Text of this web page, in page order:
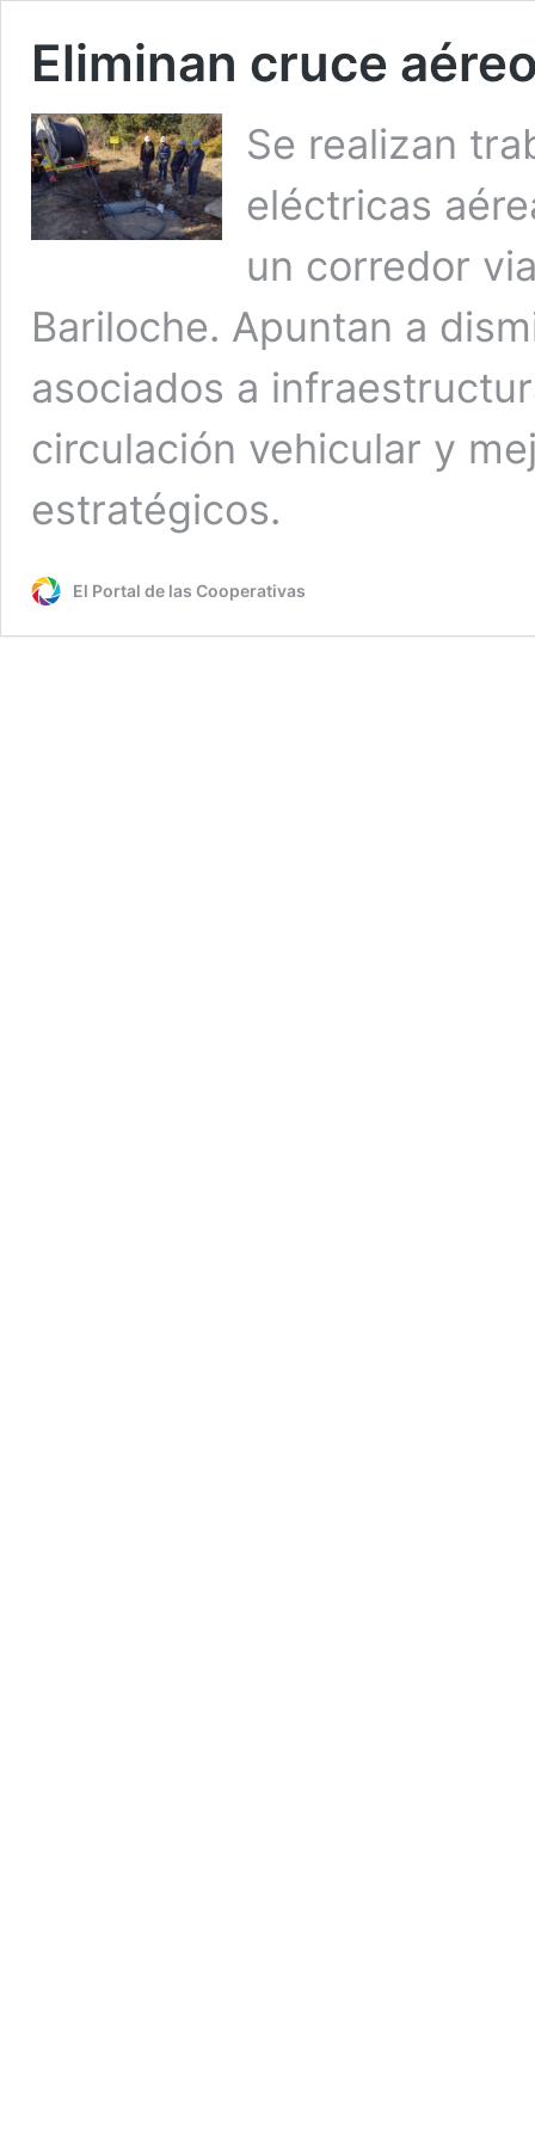
Eliminan cruce
Se realizan
eléctricas
un corredor
Bariloche. Apuntan a
asociados a
circulación vehicular y
estratégicos.
El Portal de las Cooperativas